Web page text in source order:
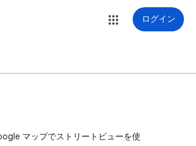
ログイン
マップでストリートビューを使